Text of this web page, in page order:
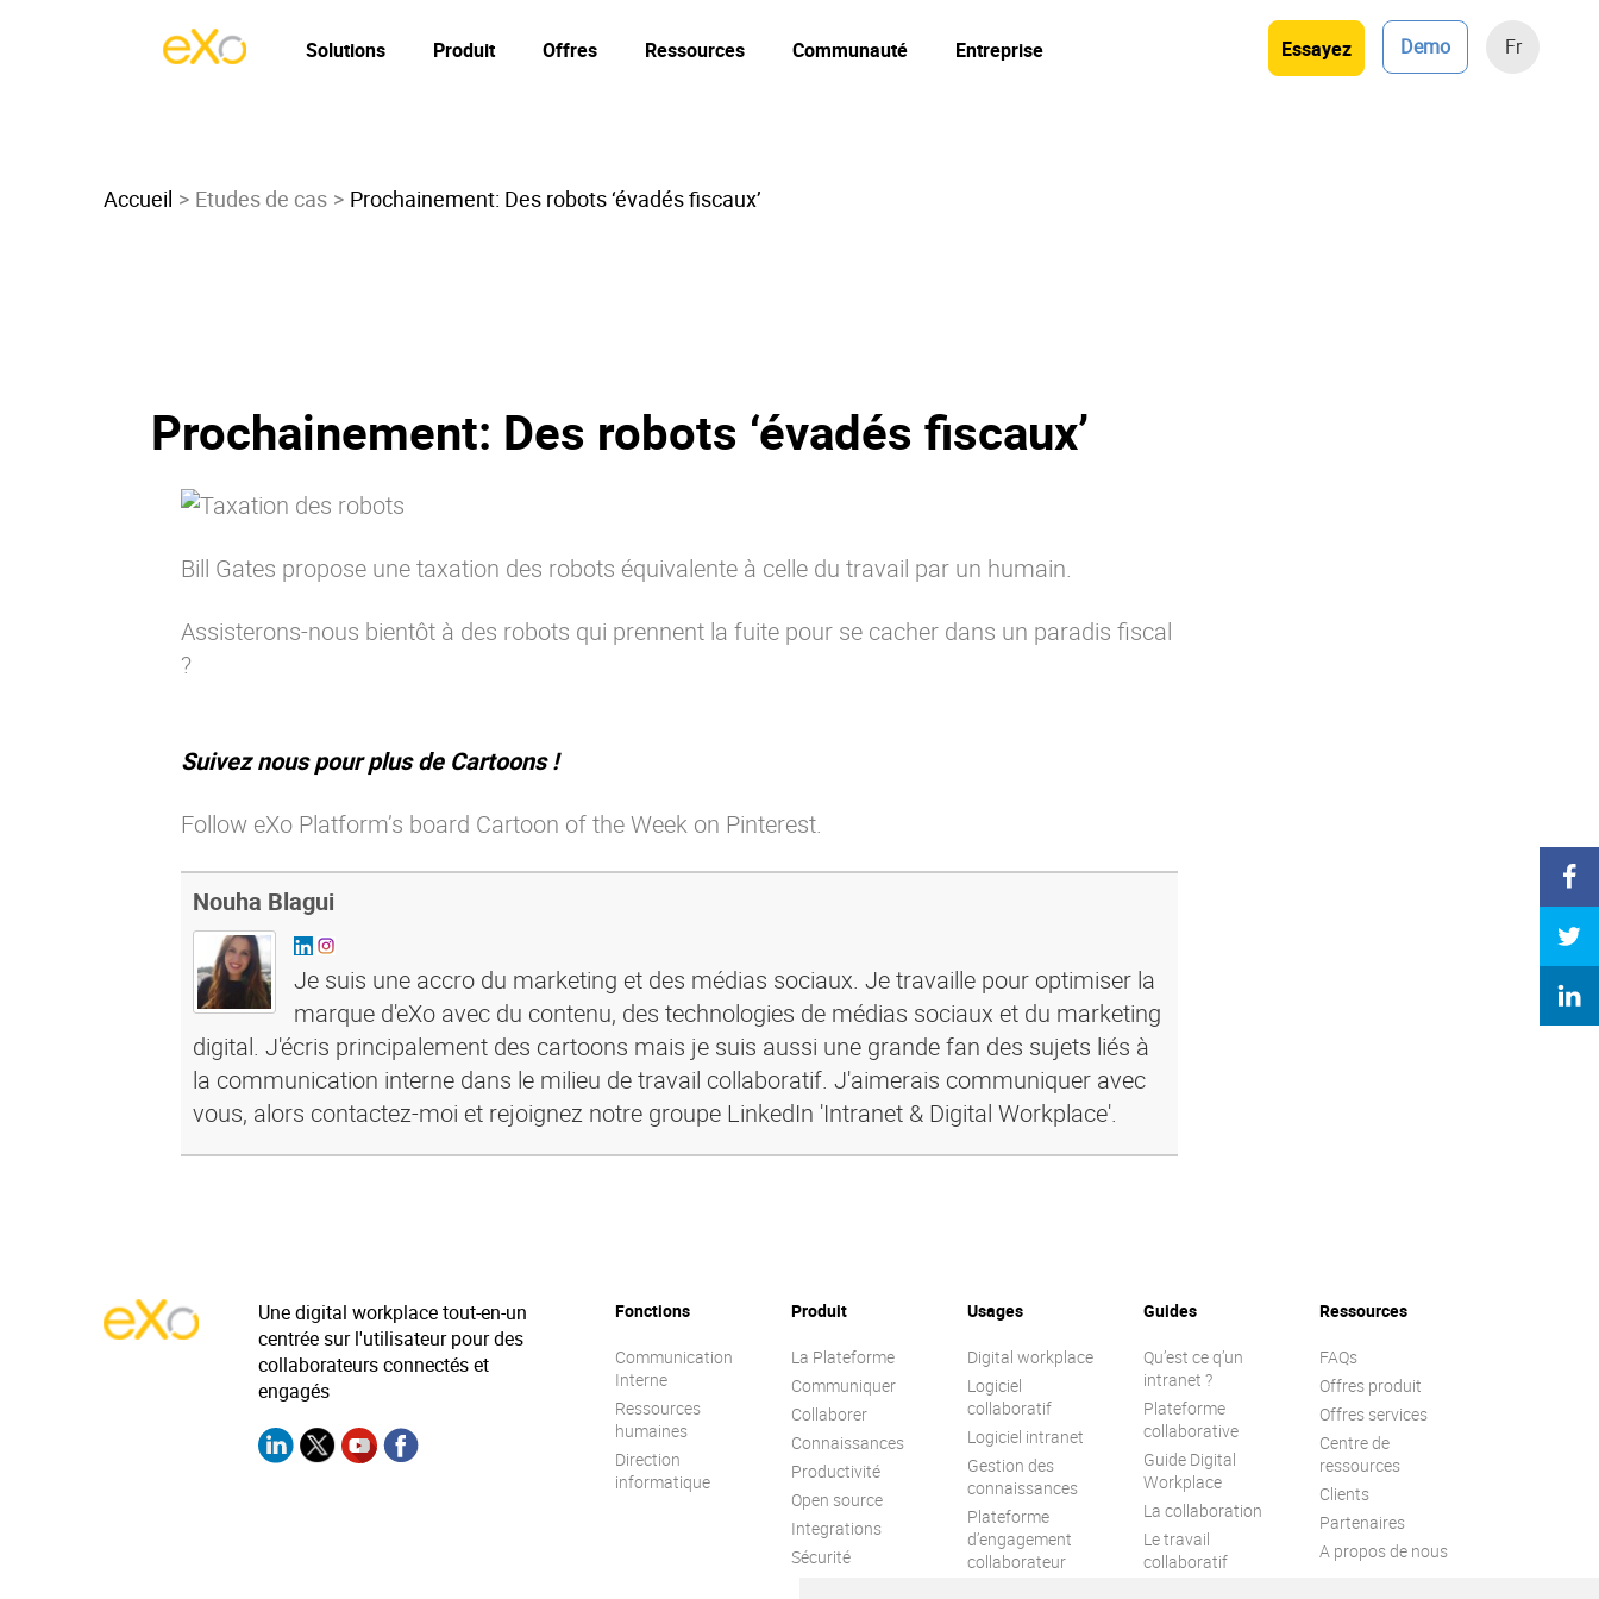
Essayez Demo Fr
Solutions Produit Offres Ressources Communauté Entreprise
Accueil Etudes de cas Prochainement: Des robots ‘évadés fiscaux’
Prochainement: Des robots ‘évadés fiscaux’
Bill Gates propose une taxation des robots équivalente à celle du travail par un humain.
Assisterons-nous bientôt à des robots qui prennent la fuite pour se cacher dans un paradis fiscal
?
Suivez nous pour plus de Cartoons !
Follow eXo Platform’s board Cartoon of the Week on Pinterest.
Nouha Blagui
Je suis une accro du marketing et des médias sociaux. Je travaille pour optimiser la
marque d'eXo avec du contenu, des technologies de médias sociaux et du marketing
digital. J'écris principalement des cartoons mais je suis aussi une grande fan des sujets liés à
la communication interne dans le milieu de travail collaboratif. J'aimerais communiquer avec
vous, alors contactez-moi et rejoignez notre groupe LinkedIn 'Intranet & Digital Workplace'.
Une digital workplace tout-en-un
centrée sur l'utilisateur pour des
collaborateurs connectés et
engagés
Fonctions
Communication
Interne
Ressources
humaines
Direction
informatique
Produit
La Plateforme
Communiquer
Collaborer
Connaissances
Productivité
Open source
Integrations
Sécurité
Usages
Digital workplace
Logiciel
collaboratif
Logiciel intranet
Gestion des
connaissances
Plateforme
d’engagement
collaborateur
Guides
Qu’est ce q’un
intranet ?
Plateforme
collaborative
Guide Digital
Workplace
La collaboration
Le travail
collaboratif
Ressources
FAQs
Offres produit
Offres services
Centre de
ressources
Clients
Partenaires
A propos de nous